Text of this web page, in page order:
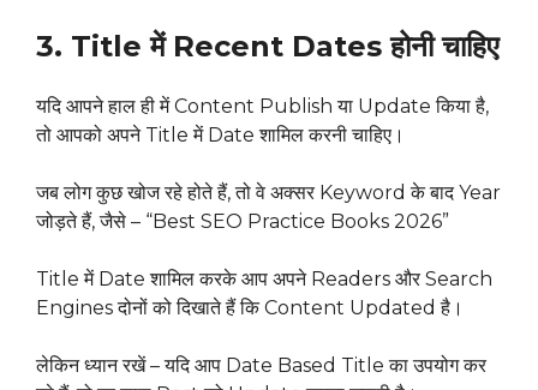
3. Title में Recent Dates होनी चाहिए
यदि आपने हाल ही में Content Publish या Update किया है,
तो आपको अपने Title में Date शामिल करनी चाहिए।
जब लोग कुछ खोज रहे होते हैं, तो वे अक्सर Keyword के बाद Year
जोड़ते हैं, जैसे – “Best SEO Practice Books 2026”
Title में Date शामिल करके आप अपने Readers और Search
Engines दोनों को दिखाते हैं कि Content Updated है।
लेकिन ध्यान रखें – यदि आप Date Based Title का उपयोग कर